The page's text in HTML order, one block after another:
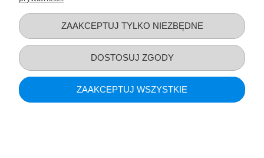
Informacje o sklepie
ZAAKCEPTUJ TYLKO NIEZBĘDNE
DOSTOSUJ ZGODY
ZAAKCEPTUJ WSZYSTKIE